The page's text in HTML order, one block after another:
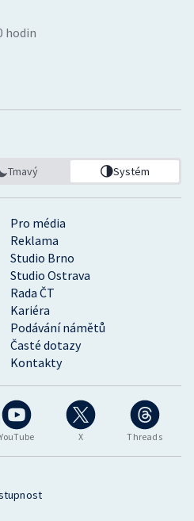
X Threads
Pro média
Reklama
Studio Brno
Studio Ostrava
Rada ČT
Kariéra
Podávání námětů
Časté dotazy
Kontakty
hodin
Tmavý Systém